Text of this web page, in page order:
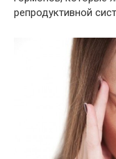
репродуктивной